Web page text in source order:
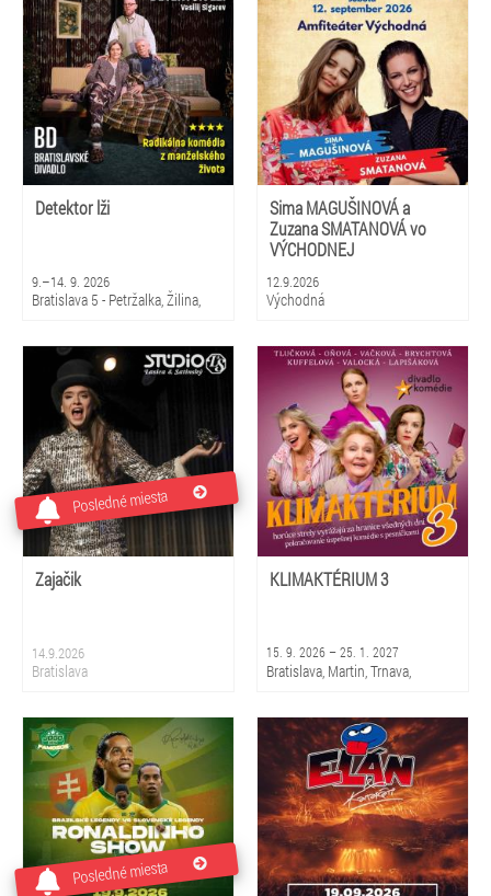
Detektor lži
9.–14. 9. 2026
Bratislava 5 - Petržalka, Žilina,
Sima MAGUŠINOVÁ a
Zuzana SMATANOVÁ vo
VÝCHODNEJ
12.9.2026
Východná
Posledné miesta
Zajačik
14.9.2026
Bratislava
KLIMAKTÉRIUM 3
15. 9. 2026 – 25. 1. 2027
Bratislava, Martin, Trnava,
Mikuláš, Košice, Prešov, Banská
Bystrica, Žilina
Posledné miesta